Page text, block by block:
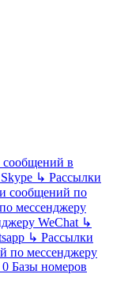
сообщений в
↳ Рассылки
сообщений по
мессенджеру
WeChat ↳
↳ Рассылки
по мессенджеру
Базы номеров